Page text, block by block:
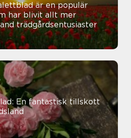
är en populär
har blivit allt mer
trädgårdsentusiaster
En fantastisk tillskott